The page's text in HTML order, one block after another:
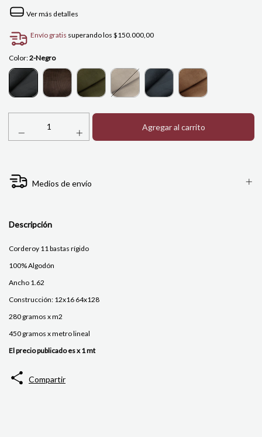
Ver más detalles
Envío gratis superando los $150.000,00
Color:2-Negro
Medios de envío
Descripción
Corderoy 11 bastas rígido
100% Algodón
Ancho 1.62
Construcción: 12x16 64x128
280 gramos x m2
450 gramos x metro lineal
El precio publicado es x 1 mt
Compartir